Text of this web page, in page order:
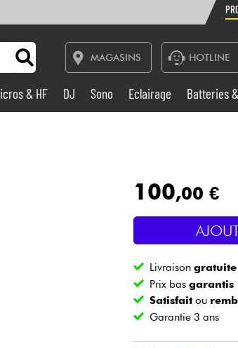
MAGASINS HOTLINE
België
Nederland
Sono
Vents
Câbles & Access.
& HF DJ Sono Eclairage
Batteries
100,00 €
Livraisongratuite
Prix basgarantis
Satisfaitou
Garantie 3 ans